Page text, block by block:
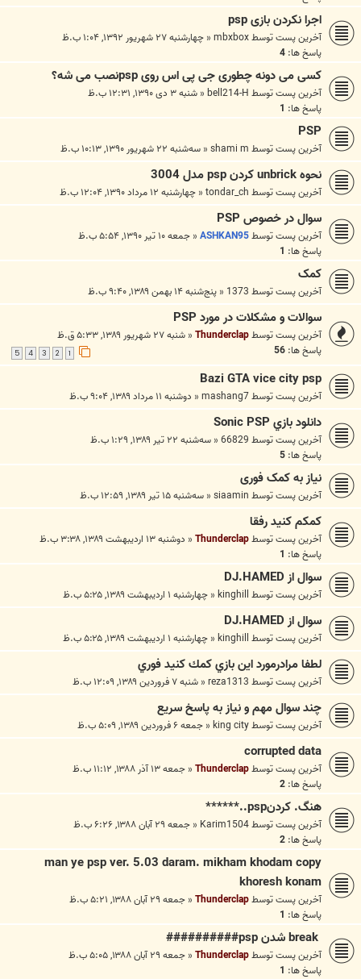
اجرا نکردن بازی psp
آخرین پست توسطmbxbox
« چهارشنبه ۲۷ شهریور ۱۳۹۲, ۱:۰۴ ب.ظ
پاسخ ها: 4
کسی می دونه چطوری جی پی اس روی pspنصب می شه؟
آخرین پست توسطbell214-H
« شنبه ۳ دی ۱۳۹۰, ۱۲:۳۱ ب.ظ
پاسخ ها: 1
PSP
آخرین پست توسطshami m
« سه‌شنبه ۲۲ شهریور ۱۳۹۰, ۱۰:۱۳ ب.ظ
نحوه unbrick كردن psp مدل 3004
آخرین پست توسطtondar_ch
« چهارشنبه ۱۲ مرداد ۱۳۹۰, ۱۲:۰۴ ب.ظ
سوال در خصوص PSP
آخرین پست توسطASHKAN95
« جمعه ۱۰ تیر ۱۳۹۰, ۵:۵۴ ب.ظ
پاسخ ها: 1
کمک
آخرین پست توسط1373
« پنج‌شنبه ۱۴ بهمن ۱۳۸۹, ۹:۴۰ ب.ظ
سوالات و مشکلات در مورد PSP
آخرین پست توسطThunderclap
« شنبه ۲۷ شهریور ۱۳۸۹, ۵:۳۳ ق.ظ
پاسخ ها: 56
3
4
5
Bazi GTA vice city psp
آخرین پست توسطmashang7
« دوشنبه ۱۱ مرداد ۱۳۸۹, ۹:۰۴ ب.ظ
دانلود بازي Sonic PSP
آخرین پست توسط66829
« سه‌شنبه ۲۲ تیر ۱۳۸۹, ۱:۲۹ ب.ظ
پاسخ ها: 5
نیاز به کمک فوری
آخرین پست توسطsiaamin
« سه‌شنبه ۱۵ تیر ۱۳۸۹, ۱۲:۵۹ ب.ظ
کمکم کنید رفقا
آخرین پست توسطThunderclap
« دوشنبه ۱۳ اردیبهشت ۱۳۸۹, ۳:۳۸ ب.ظ
پاسخ ها: 1
سوال از DJ.HAMED
آخرین پست توسطkinghill
« چهارشنبه ۱ اردیبهشت ۱۳۸۹, ۵:۲۵ ب.ظ
سوال از DJ.HAMED
آخرین پست توسطkinghill
« چهارشنبه ۱ اردیبهشت ۱۳۸۹, ۵:۲۵ ب.ظ
لطفا مرادرمورد اين بازي كمك كنيد فوري
آخرین پست توسطreza1313
« شنبه ۷ فروردین ۱۳۸۹, ۱۲:۰۹ ب.ظ
چند سوال مهم و نیاز به پاسخ سریع
آخرین پست توسطking city
« جمعه ۶ فروردین ۱۳۸۹, ۵:۰۹ ب.ظ
corrupted data
آخرین پست توسطThunderclap
« جمعه ۱۳ آذر ۱۳۸۸, ۱۱:۱۲ ب.ظ
پاسخ ها: 2
هنگ. کردنpsp..******
آخرین پست توسطKarim1504
« جمعه ۲۹ آبان ۱۳۸۸, ۶:۲۶ ب.ظ
پاسخ ها: 2
man ye psp ver. 5.03 daram. mikham khodam copy
khoresh konam
آخرین پست توسطThunderclap
« جمعه ۲۹ آبان ۱۳۸۸, ۵:۲۱ ب.ظ
پاسخ ها: 1
آخرین پست توسطThunderclap
« جمعه ۲۹ آبان ۱۳۸۸, ۵:۰۵ ب.ظ
پاسخ ها: 1